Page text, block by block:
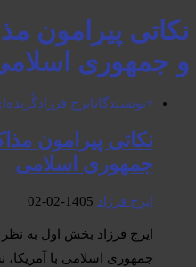
نکاتی پیرامون
و جمهوری
+نویسندگانایرج فرزاد
نکاتی پیرامون
جمهوری اسلامی
ایرج فرزاد 1405-02-02
ایرج فرزاد بخش اول به
جمهوری اسلامی با آمریکا،